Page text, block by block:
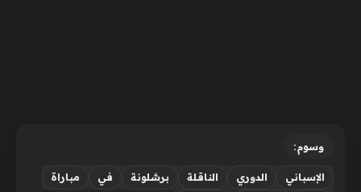
وسوم:
الإسباني الدوري الناقلة برشلونة في
مباراة